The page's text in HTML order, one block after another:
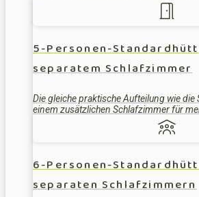
5-Personen-
separatem Schlafzimmer
Die gleiche praktische Aufteilung wie
einem zusätzlichen Schlafzimmer für
6-Personen-
separaten Schlafzimmern